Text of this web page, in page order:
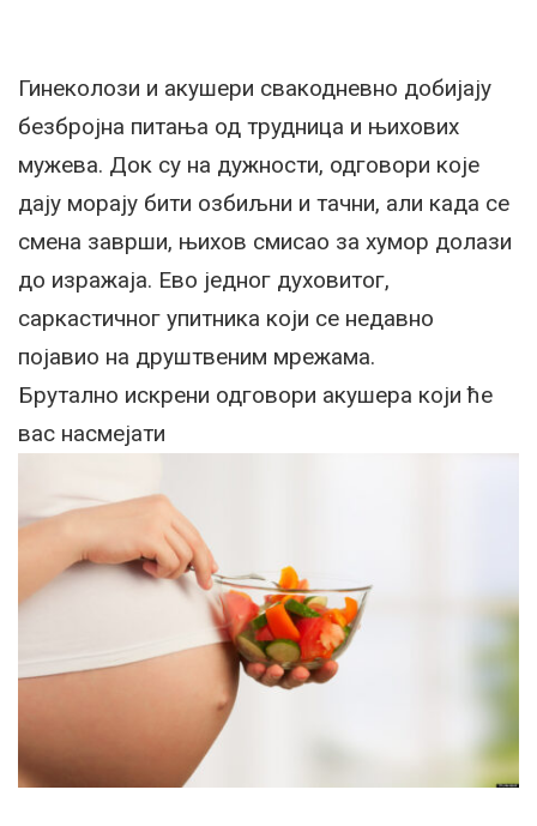
Гинеколози и акушери свакодневно добијају
безбројна питања од трудница и њихових
мужева. Док су на дужности, одговори које
дају морају бити озбиљни и тачни, али када се
смена заврши, њихов смисао за хумор долази
до изражаја. Ево једног духовитог,
саркастичног упитника који се недавно
појавио на друштвеним мрежама.
Брутално искрени одговори акушера који ће
вас насмејати